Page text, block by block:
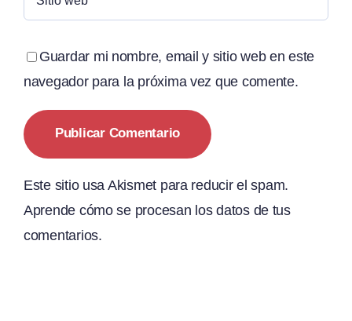
Guardar mi nombre, email y sitio web en este
navegador para la próxima vez que comente.
Este sitio usa Akismet para reducir el spam.
Aprende cómo se procesan los datos de tus
comentarios.